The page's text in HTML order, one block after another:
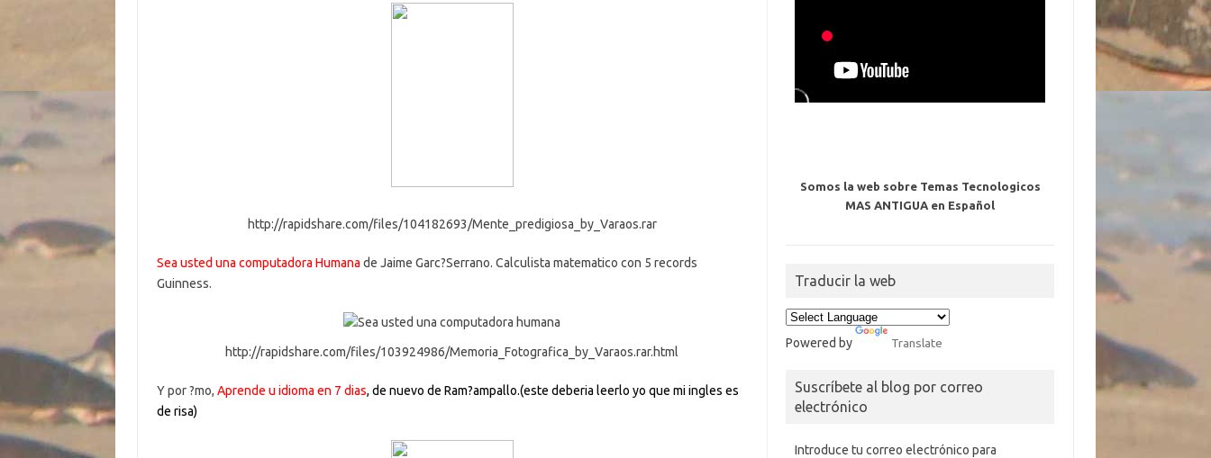
http://rapidshare.com/files/104182693/Mente_predigiosa_by_Varaos.rar
Sea usted una computadora Humana de Jaime Garc?Serrano. Calculista matematico con 5 records
Guinness.
http://rapidshare.com/files/103924986/Memoria_Fotografica_by_Varaos.rar.html
Y por ?mo, Aprende u idioma en 7 dias, de nuevo de Ram?ampallo.(este deberia leerlo yo que mi ingles es
de risa)
Somos la web sobre Temas Tecnologicos
MAS ANTIGUA en Español
Traducir la web
Powered by Translate
Suscríbete al blog por correo
electrónico
Introduce tu correo electrónico para